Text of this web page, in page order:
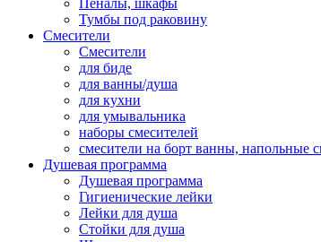
Пеналы, шкафы
Тумбы под раковину
Смесители
Смесители
для биде
для ванны/душа
для кухни
для умывальника
наборы смесителей
смесители на борт ванны, напольные
Душевая программа
Душевая программа
Гигиенические лейки
Лейки для душа
Стойки для душа